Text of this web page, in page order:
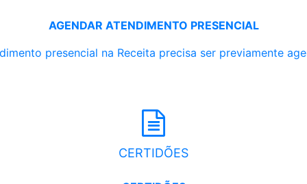
AGENDAR ATENDIMENTO PRESENCIAL
presencial na Receita precisa ser previamente
CERTIDÕES